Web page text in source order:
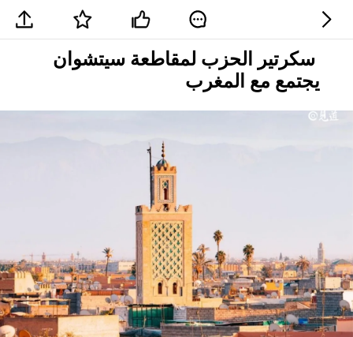
سكرتير الحزب لمقاطعة سيتشوان
يجتمع مع المغرب